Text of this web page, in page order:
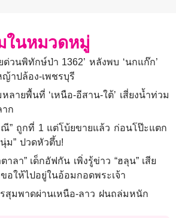
ในหมวดหมู่
ด่วนพิทักษ์ป่า 1362’ หลังพบ ‘นกแก๊ก’
าปล้อง-เพชรบุรี
ลายพื้นที่ ‘เหนือ-อีสาน-ใต้’ เสี่ยงน้ำท่วม
ก
ณี” ถูกที่ 1 แต่โบ้ยขายแล้ว ก่อนโป๊ะแตก
ม” ปวดหัวตึ้บ!
ลา” เด็กอัฟกัน เพิ่งรู้ข่าว “ฮลุน” เสีย
อให้ไปอยู่ในอ้อมกอดพระเจ้า
สุมพาดผ่านเหนือ-ลาว ฝนถล่มหนัก